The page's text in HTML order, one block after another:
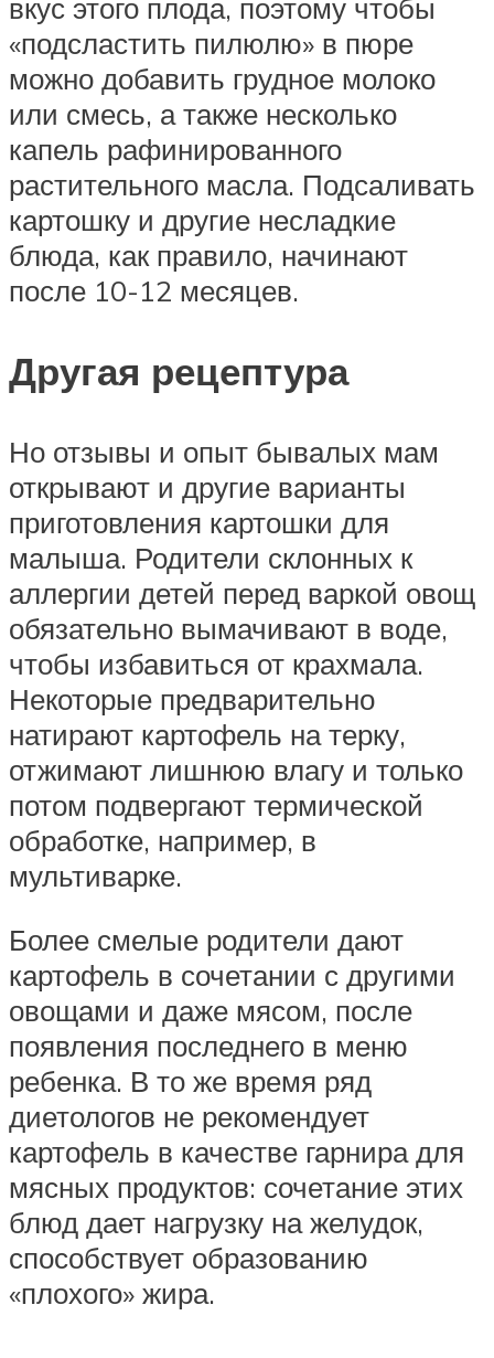
вкус этого плода, поэтому чтобы
«подсластить пилюлю» в пюре
можно добавить грудное молоко
или смесь, а также несколько
капель рафинированного
растительного масла. Подсаливать
картошку и другие несладкие
блюда, как правило, начинают
после 10-12 месяцев.
Другая рецептура
Но отзывы и опыт бывалых мам
открывают и другие варианты
приготовления картошки для
малыша. Родители склонных к
аллергии детей перед варкой овощ
обязательно вымачивают в воде,
чтобы избавиться от крахмала.
Некоторые предварительно
натирают картофель на терку,
отжимают лишнюю влагу и только
потом подвергают термической
обработке, например, в
мультиварке.
Более смелые родители дают
картофель в сочетании с другими
овощами и даже мясом, после
появления последнего в меню
ребенка. В то же время ряд
диетологов не рекомендует
картофель в качестве гарнира для
мясных продуктов: сочетание этих
блюд дает нагрузку на желудок,
способствует образованию
«плохого» жира.